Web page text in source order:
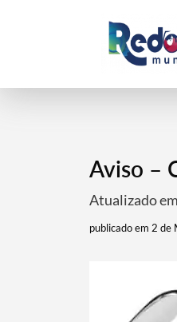
Aviso –
Atualizado
publicado em 2 de